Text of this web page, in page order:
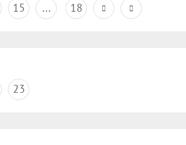
15 ... 18
23